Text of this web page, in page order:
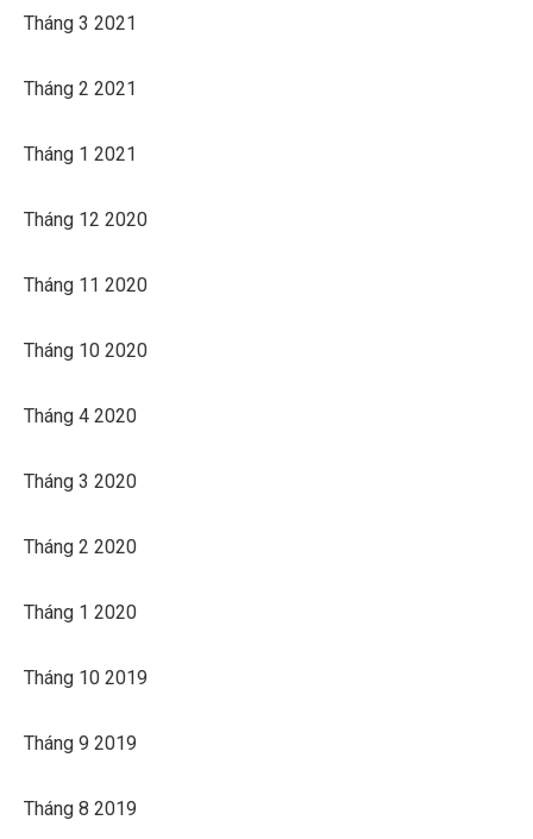
Tháng 3 2021
Tháng 2 2021
Tháng 1 2021
Tháng 12 2020
Tháng 11 2020
Tháng 10 2020
Tháng 4 2020
Tháng 3 2020
Tháng 2 2020
Tháng 1 2020
Tháng 10 2019
Tháng 9 2019
Tháng 8 2019